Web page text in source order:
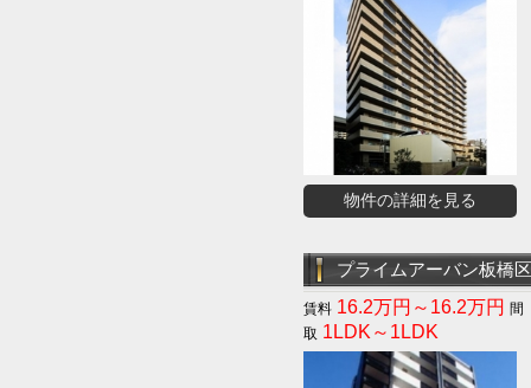
物件の詳細を見る
プライムアーバン板橋
16.2万円～16.2万円
1LDK～1LDK